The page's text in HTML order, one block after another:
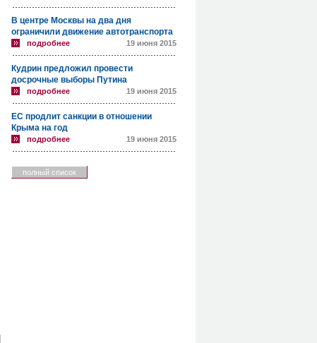
В центре Москвы на два дня
ограничили движение автотранспорта
подробнее 19 июня 2015
Кудрин предложил провести
досрочные выборы Путина
подробнее 19 июня 2015
ЕС продлит санкции в отношении
Крыма на год
подробнее 19 июня 2015
полный список